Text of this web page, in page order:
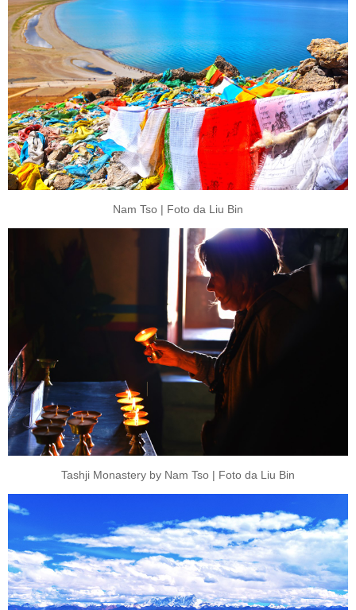
Nam Tso | Foto da Liu Bin
Tashji Monastery by Nam Tso | Foto da Liu Bin